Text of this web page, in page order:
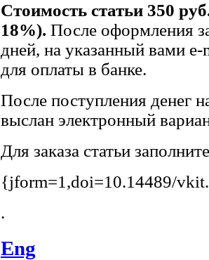
Стоимость статьи 350
18%). После оформления
дней, на указанный вами
для оплаты в банке.
После поступления денег
выслан электронный
Для заказа статьи
{jform=1,doi=10.14489/
.
Eng